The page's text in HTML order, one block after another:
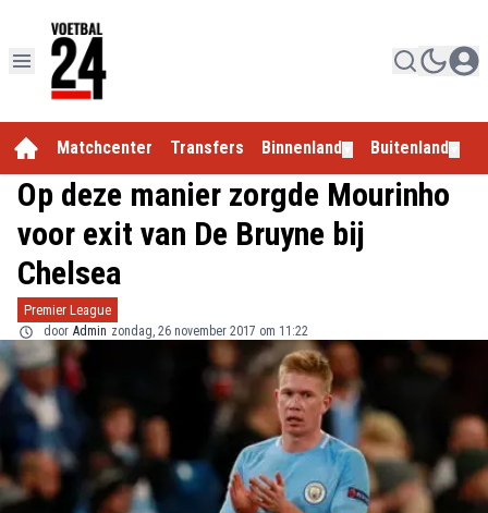
Matchcenter Transfers Binnenland Buitenland
Op deze manier zorgde Mourinho
voor exit van De Bruyne bij
Chelsea
Premier League
door Admin zondag, 26 november 2017 om 11:22